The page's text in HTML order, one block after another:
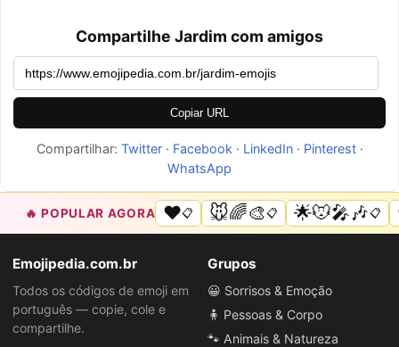
Compartilhe Jardim com amigos
Copiar URL
Compartilhar: Twitter· Facebook · LinkedIn· Pinterest·
WhatsApp
🔥 POPULAR AGORA ❤️📋 🐭🌈🎨📋 🌟🐭🎤🎶📋
Emojipedia.com.br
Todos os códigos de emoji em
português — copie, cole e
compartilhe.
Grupos
😀 Sorrisos & Emoção
🧍 Pessoas & Corpo
🐾 Animais & Natureza